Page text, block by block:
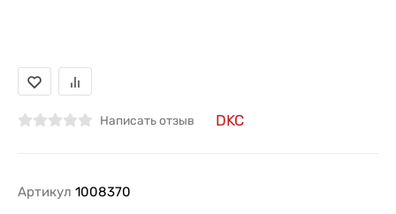
Написать отзыв DKC
Артикул 1008370